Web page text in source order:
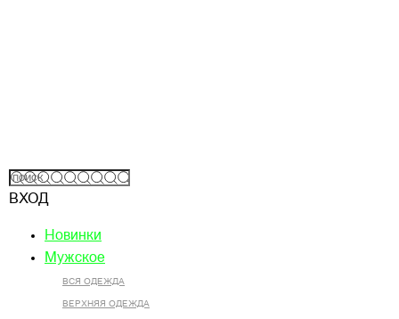
ВХОД
Новинки
Мужское
ВСЯ ОДЕЖДА
ВЕРХНЯЯ ОДЕЖДА